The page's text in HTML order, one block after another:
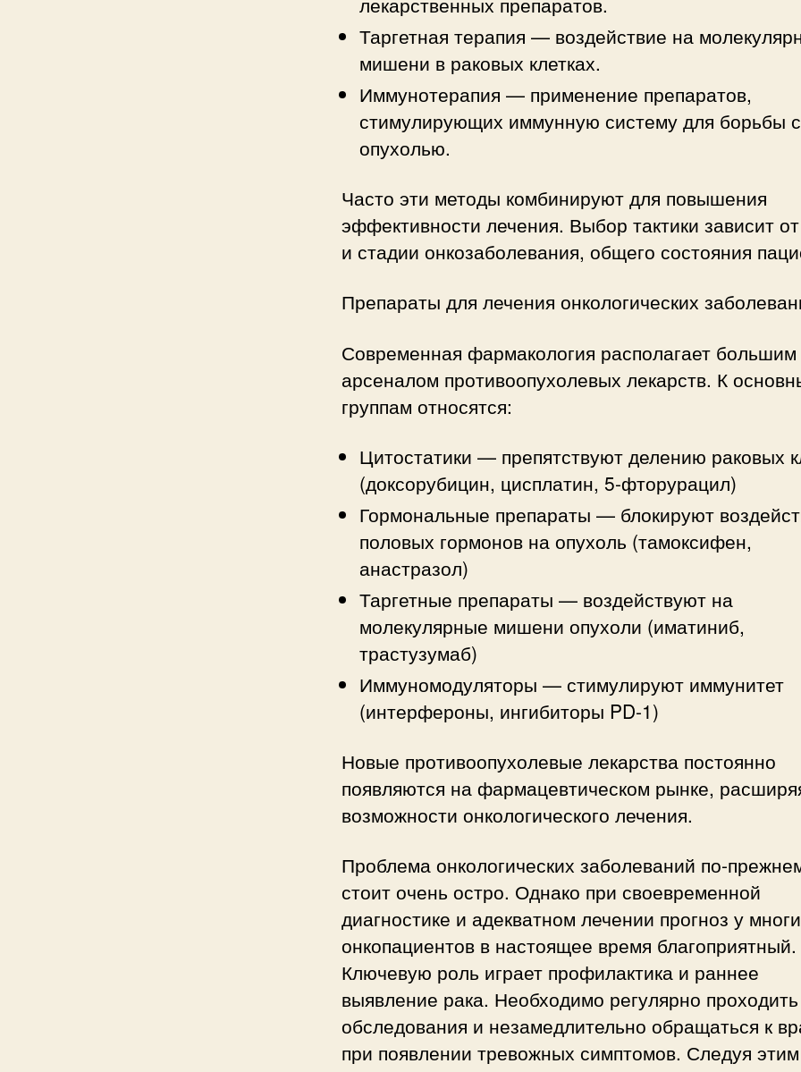
Таргетная терапия — воздействие на
мишени в раковых клетках.
Иммунотерапия — применение препаратов,
стимулирующих иммунную систему для борьбы с
опухолью.
Часто эти методы комбинируют для повышения
эффективности лечения. Выбор тактики зависит
и стадии онкозаболевания, общего состояния
Препараты для лечения онкологических
Современная фармакология располагает большим
арсеналом противоопухолевых лекарств. К
группам относятся:
Цитостатики — препятствуют делению раковых
(доксорубицин, цисплатин, 5-фторурацил)
Гормональные препараты — блокируют
половых гормонов на опухоль (тамоксифен,
анастразол)
Таргетные препараты — воздействуют на
молекулярные мишени опухоли (иматиниб,
трастузумаб)
Иммуномодуляторы — стимулируют иммунитет
(интерфероны, ингибиторы PD-1)
Новые противоопухолевые лекарства постоянно
появляются на фармацевтическом рынке,
возможности онкологического лечения.
Проблема онкологических заболеваний по-
стоит очень остро. Однако при своевременной
диагностике и адекватном лечении прогноз у
онкопациентов в настоящее время благоприятный.
Ключевую роль играет профилактика и раннее
выявление рака. Необходимо регулярно проходить
обследования и незамедлительно обращаться к
при появлении тревожных симптомов. Следуя этим